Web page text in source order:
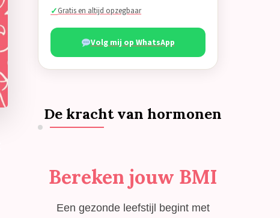
Gratis en altijd opzegbaar
Volg mij op WhatsApp
De kracht van hormonen
Bereken jouw BMI
Een gezonde leefstijl begint met